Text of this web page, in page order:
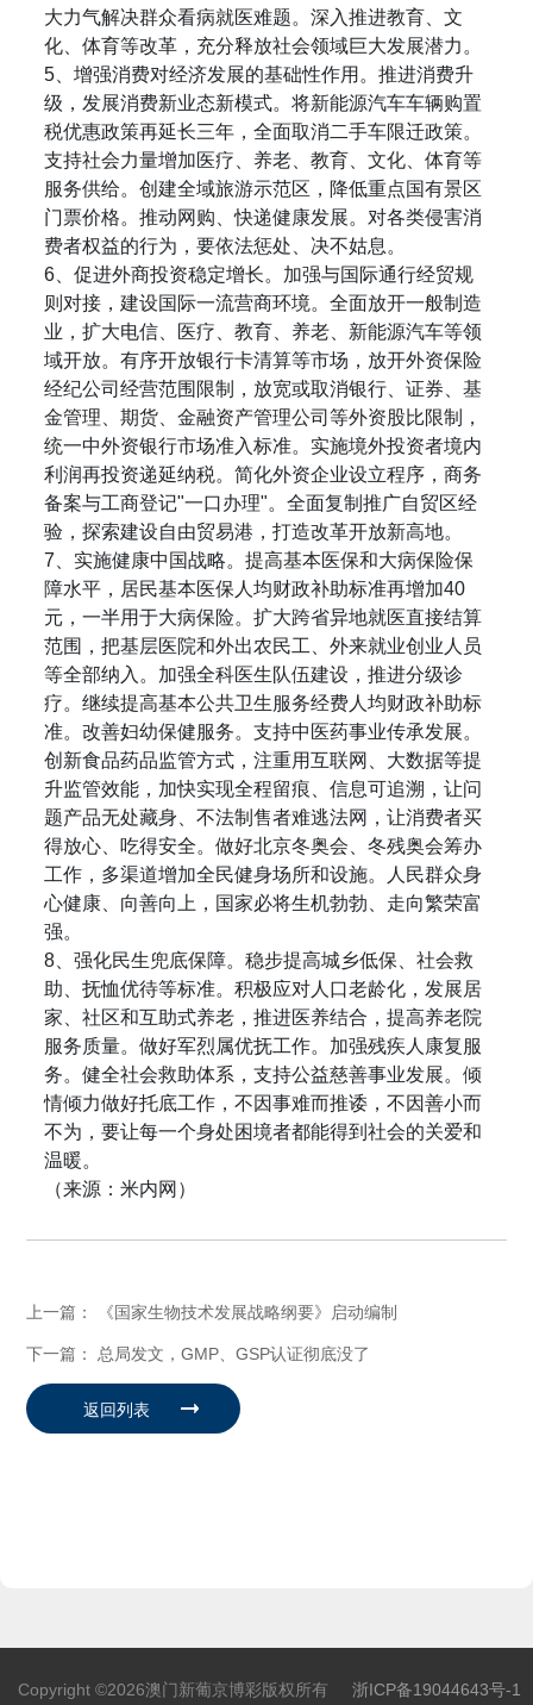
大力气解决群众看病就医难题。深入推进教育、文
化、体育等改革，充分释放社会领域巨大发展潜力。
5、增强消费对经济发展的基础性作用。推进消费升
级，发展消费新业态新模式。将新能源汽车车辆购置
税优惠政策再延长三年，全面取消二手车限迁政策。
支持社会力量增加医疗、养老、教育、文化、体育等
服务供给。创建全域旅游示范区，降低重点国有景区
门票价格。推动网购、快递健康发展。对各类侵害消
费者权益的行为，要依法惩处、决不姑息。
6、促进外商投资稳定增长。加强与国际通行经贸规
则对接，建设国际一流营商环境。全面放开一般制造
业，扩大电信、医疗、教育、养老、新能源汽车等领
域开放。有序开放银行卡清算等市场，放开外资保险
经纪公司经营范围限制，放宽或取消银行、证券、基
金管理、期货、金融资产管理公司等外资股比限制，
统一中外资银行市场准入标准。实施境外投资者境内
利润再投资递延纳税。简化外资企业设立程序，商务
备案与工商登记"一口办理"。全面复制推广自贸区经
验，探索建设自由贸易港，打造改革开放新高地。
7、实施健康中国战略。提高基本医保和大病保险保
障水平，居民基本医保人均财政补助标准再增加40
元，一半用于大病保险。扩大跨省异地就医直接结算
范围，把基层医院和外出农民工、外来就业创业人员
等全部纳入。加强全科医生队伍建设，推进分级诊
疗。继续提高基本公共卫生服务经费人均财政补助标
准。改善妇幼保健服务。支持中医药事业传承发展。
创新食品药品监管方式，注重用互联网、大数据等提
升监管效能，加快实现全程留痕、信息可追溯，让问
题产品无处藏身、不法制售者难逃法网，让消费者买
得放心、吃得安全。做好北京冬奥会、冬残奥会筹办
工作，多渠道增加全民健身场所和设施。人民群众身
心健康、向善向上，国家必将生机勃勃、走向繁荣富
强。
8、强化民生兜底保障。稳步提高城乡低保、社会救
助、抚恤优待等标准。积极应对人口老龄化，发展居
家、社区和互助式养老，推进医养结合，提高养老院
服务质量。做好军烈属优抚工作。加强残疾人康复服
务。健全社会救助体系，支持公益慈善事业发展。倾
情倾力做好托底工作，不因事难而推诿，不因善小而
不为，要让每一个身处困境者都能得到社会的关爱和
温暖。
（来源：米内网）
上一篇： 《国家生物技术发展战略纲要》启动编制
下一篇： 总局发文，GMP、GSP认证彻底没了
Copyright ©2026澳门新葡京博彩版权所有 浙ICP备19044643号-1